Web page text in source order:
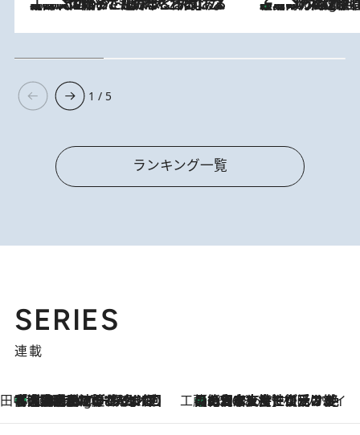
2026.8.5
【阿川佐和子さんの年とる力】なぜ70代で始めた趣味は“こんなに楽しい”のか？ ピアノ、俳句…スランプに陥っても続けられる“ある秘訣”とは 1 Hour Ago
「湘南乃風に憧れて」観客大盛上がりの“タオル回し”に、ラッパー顔負けの高速歌唱まで…さだまさし（74）のアグレッシブすぎる現在地
1 / 5
ランキング一覧
SERIES
連載
田中稲の勝手に再ブーム
1 Hour Ago
「湘南乃風に憧れて」観客大盛上がりの“タオル回し”に、ラッパー顔負けの高速歌唱まで…さだまさし（74）のアグレッシブすぎる現在地 工藤まやのおもてなしハワイ
2026.8.6
【ハワイ土産】ローカルの絶大な支持で復活！ 絶品の幻クッキー《元ファンの日本人女性が受け継いだ名店》